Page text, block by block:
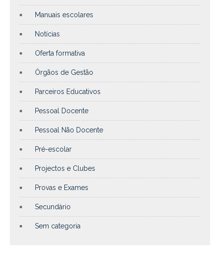
Manuais escolares
Notícias
Oferta formativa
Órgãos de Gestão
Parceiros Educativos
Pessoal Docente
Pessoal Não Docente
Pré-escolar
Projectos e Clubes
Provas e Exames
Secundário
Sem categoria